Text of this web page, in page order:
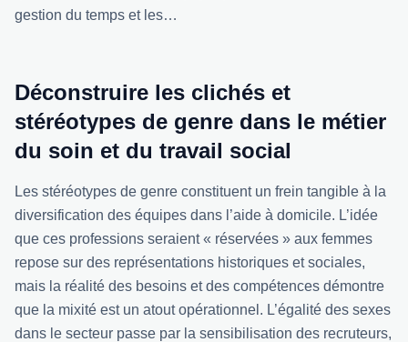
gestion du temps et les…
Déconstruire les clichés et
stéréotypes de genre dans le métier
du soin et du travail social
Les stéréotypes de genre constituent un frein tangible à la
diversification des équipes dans l’aide à domicile. L’idée
que ces professions seraient « réservées » aux femmes
repose sur des représentations historiques et sociales,
mais la réalité des besoins et des compétences démontre
que la mixité est un atout opérationnel. L’égalité des sexes
dans le secteur passe par la sensibilisation des recruteurs,